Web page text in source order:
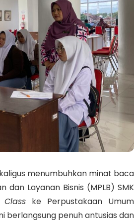
menumbuhkan minat baca
Layanan Bisnis (MPLB) SMK
ke Perpustakaan Umum
berlangsung penuh antusias dan